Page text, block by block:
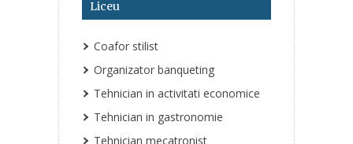
Liceu
Coafor stilist
Organizator banqueting
Tehnician in activitati economice
Tehnician in gastronomie
Tehnician mecatronist